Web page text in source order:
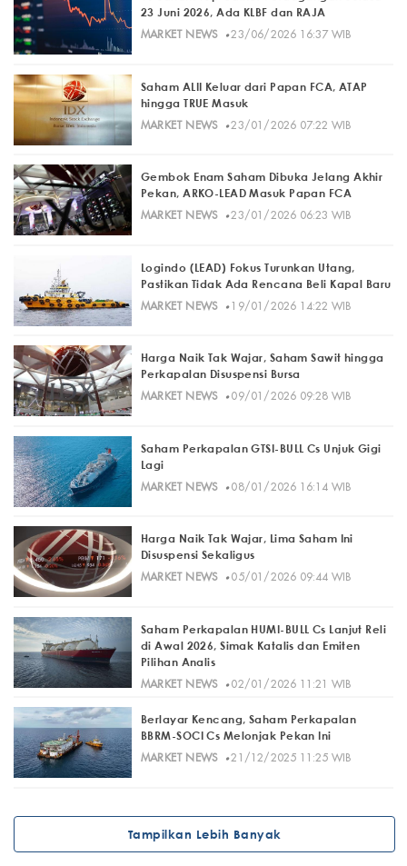
23 Juni 2026, Ada KLBF dan RAJA
MARKET NEWS· 23/06/2026 16:37 WIB
Saham ALII Keluar dari Papan FCA, ATAP
hingga TRUE Masuk
MARKET NEWS· 23/01/2026 07:22 WIB
Gembok Enam Saham Dibuka Jelang Akhir
Pekan, ARKO-LEAD Masuk Papan FCA
MARKET NEWS· 23/01/2026 06:23 WIB
Logindo (LEAD) Fokus Turunkan Utang,
Pastikan Tidak Ada Rencana Beli Kapal Baru
MARKET NEWS· 19/01/2026 14:22 WIB
Harga Naik Tak Wajar, Saham Sawit hingga
Perkapalan Disuspensi Bursa
MARKET NEWS· 09/01/2026 09:28 WIB
Saham Perkapalan GTSI-BULL Cs Unjuk Gigi
Lagi
MARKET NEWS· 08/01/2026 16:14 WIB
Harga Naik Tak Wajar, Lima Saham Ini
Disuspensi Sekaligus
MARKET NEWS· 05/01/2026 09:44 WIB
Saham Perkapalan HUMI-BULL Cs Lanjut Reli
di Awal 2026, Simak Katalis dan Emiten
Pilihan Analis
MARKET NEWS· 02/01/2026 11:21 WIB
Berlayar Kencang, Saham Perkapalan
BBRM-SOCI Cs Melonjak Pekan Ini
MARKET NEWS· 21/12/2025 11:25 WIB
Tampilkan Lebih Banyak